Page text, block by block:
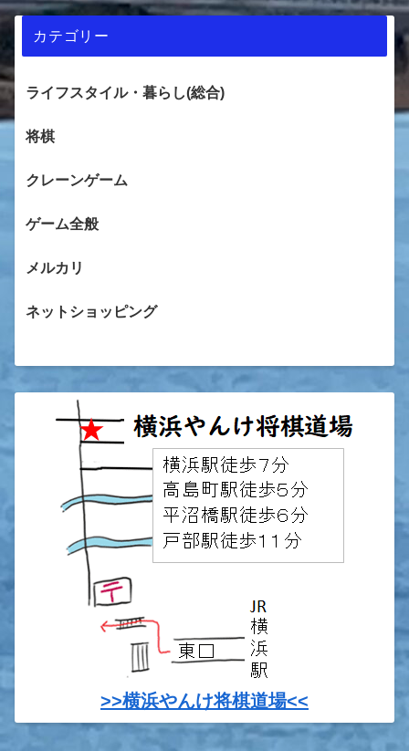
カテゴリー
ライフスタイル・暮らし(総合)
将棋
クレーンゲーム
ゲーム全般
メルカリ
ネットショッピング
>>横浜やんけ将棋道場<<